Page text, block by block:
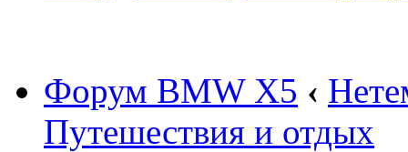
Форум BMW X5 ‹
Путешествия и отдых